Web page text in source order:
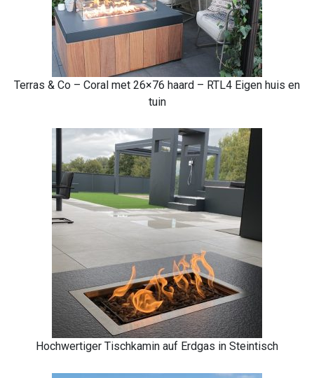
Terras & Co – Coral met 26×76 haard – RTL4 Eigen huis en
tuin
Hochwertiger Tischkamin auf Erdgas in Steintisch